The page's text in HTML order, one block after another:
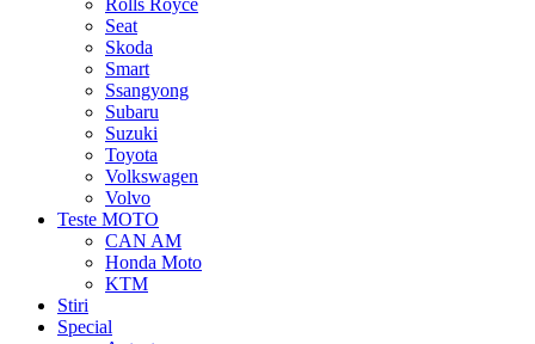
Rolls Royce
Seat
Skoda
Smart
Ssangyong
Subaru
Suzuki
Toyota
Volkswagen
Volvo
Teste MOTO
CAN AM
Honda Moto
KTM
Stiri
Special